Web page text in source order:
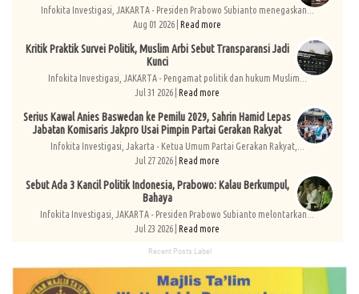
Infokita Investigasi, JAKARTA - Presiden Prabowo Subianto menegaskan...
Aug 01 2026 | Read more
Kritik Praktik Survei Politik, Muslim Arbi Sebut Transparansi Jadi
Kunci
Infokita Investigasi, JAKARTA - Pengamat politik dan hukum Muslim...
Jul 31 2026 | Read more
Serius Kawal Anies Baswedan ke Pemilu 2029, Sahrin Hamid Lepas
Jabatan Komisaris Jakpro Usai Pimpin Partai Gerakan Rakyat
Infokita Investigasi, Jakarta - Ketua Umum Partai Gerakan Rakyat,...
Jul 27 2026 | Read more
Sebut Ada 3 Kancil Politik Indonesia, Prabowo: Kalau Berkumpul,
Bahaya
Infokita Investigasi, JAKARTA - Presiden Prabowo Subianto melontarkan...
Jul 23 2026 | Read more
Recent Posts Label